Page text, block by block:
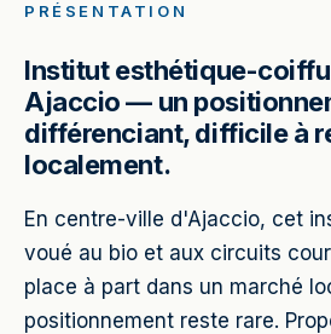
PRÉSENTATION
Institut esthétique-
Ajaccio — un
différenciant, difficile à
localement.
En centre-ville d'Ajaccio, cet
voué au bio et aux circuits
place à part dans un marché
positionnement reste rare.